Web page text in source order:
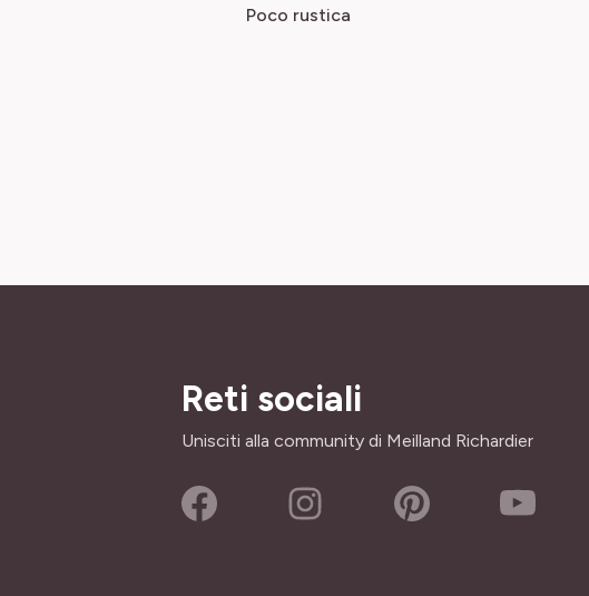
Poco rustica
Reti sociali
Unisciti alla community di Meilland Richardier